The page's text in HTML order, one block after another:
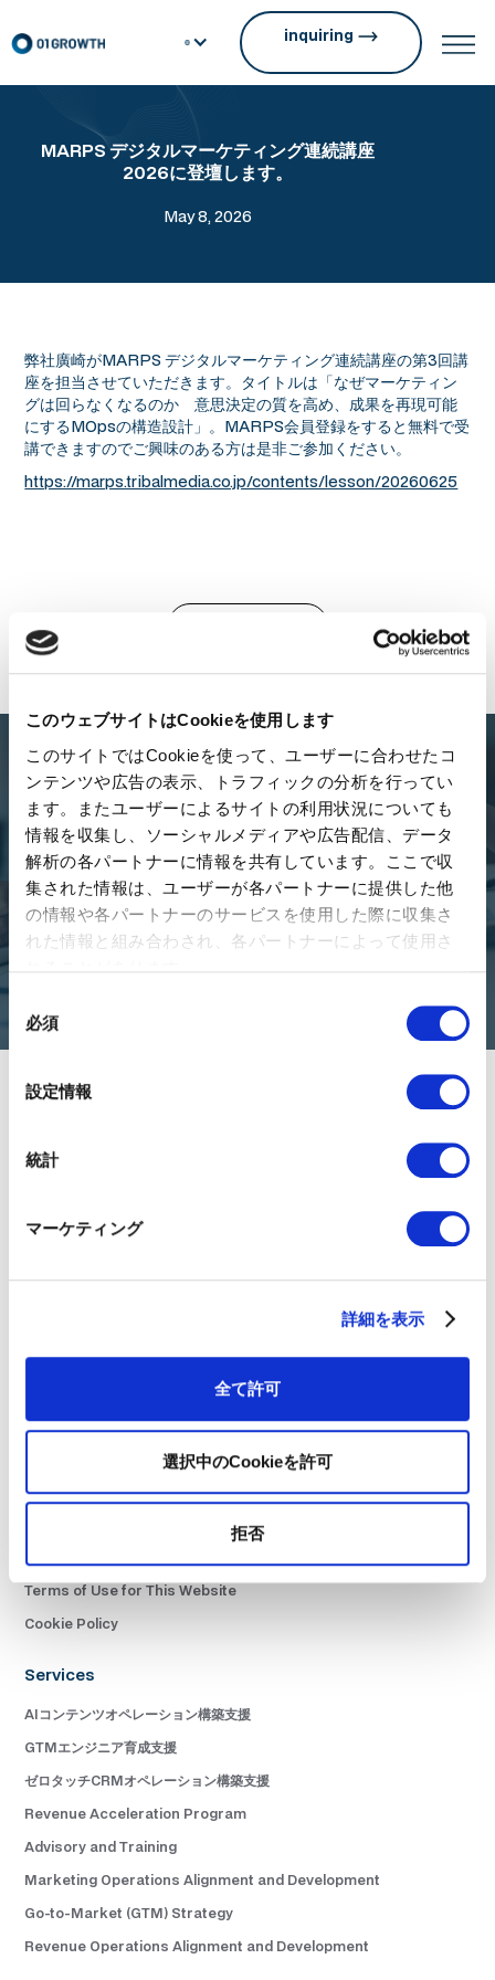
このウェブサイトはCookieを使用します
このサイトではCookieを使って、ユーザーに合わせたコ
ンテンツや広告の表示、トラフィックの分析を行ってい
ます。またユーザーによるサイトの利用状況についても
情報を収集し、ソーシャルメディアや広告配信、データ
解析の各パートナーに情報を共有しています。ここで収
集された情報は、ユーザーが各パートナーに提供した他
の情報や各パートナーのサービスを使用した際に収集さ
れた情報と組み合わされ、各パートナーによって使用さ
の
必須
設定情報
統計
マーケティング
詳細を表示
全て許可
選択中のCookieを許可
拒否
inquiring
MARPS デジタルマーケティング連続講座
2026に登壇します。
May 8, 2026
弊社廣崎がMARPS デジタルマーケティング連続講座の第3回講
座を担当させていただきます。タイトルは「なぜマーケティン
グは回らなくなるのか 意思決定の質を高め、成果を再現可能
にするMOpsの構造設計」。MARPS会員登録をすると無料で受
講できますのでご興味のある方は是非ご参加ください。
https://marps.tribalmedia.co.jp/contents/lesson/20260625
Looking for the right
business partner?
We're here for you. Contact us to start your journey toward
success in Japan and South East Asia.
About 01GROWTH
Customer Stories
書籍
ニュースレター購読
Terms of Use for This Website
Cookie Policy
Services
AIコンテンツオペレーション構築支援
GTMエンジニア育成支援
ゼロタッチCRMオペレーション構築支援
Revenue Acceleration Program
Advisory and Training
Marketing Operations Alignment and Development
Go-to-Market (GTM) Strategy
Revenue Operations Alignment and Development